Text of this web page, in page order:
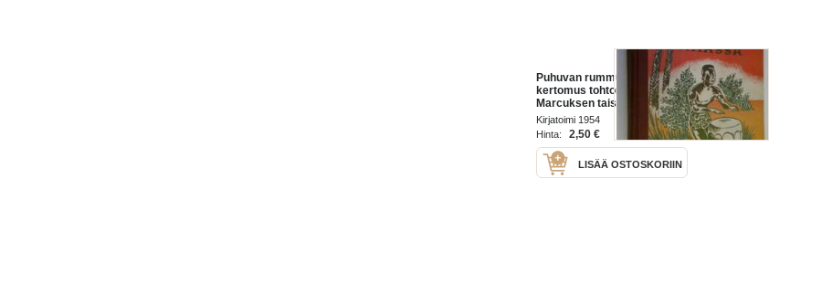
Puhuvan rummun maassa :
kertomus tohtori E G
Marcuksen taistelusta
pimeän Afrikan tauteja ja
taikauskoa vastaan
Kirjatoimi 1954
Hinta:
2,50 €
LISÄÄ OSTOSKORIIN